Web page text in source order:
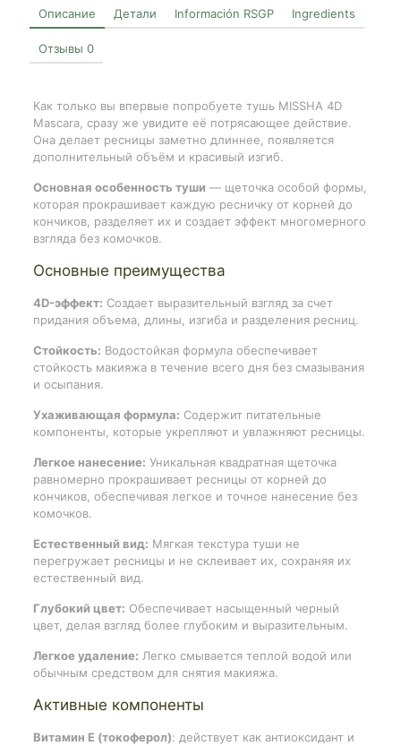
Описание Детали Información RSGP Ingredients
Отзывы 0
Как только вы впервые попробуете тушь MISSHA 4D
Mascara, сразу же увидите её потрясающее действие.
Она делает ресницы заметно длиннее, появляется
дополнительный объём и красивый изгиб.
Основная особенность туши — щеточка особой формы,
которая прокрашивает каждую ресничку от корней до
кончиков, разделяет их и создает эффект многомерного
взгляда без комочков.
Основные преимущества
4D-эффект: Создает выразительный взгляд за счет
придания объема, длины, изгиба и разделения ресниц.
Стойкость: Водостойкая формула обеспечивает
стойкость макияжа в течение всего дня без смазывания
и осыпания.
Ухаживающая формула: Содержит питательные
компоненты, которые укрепляют и увлажняют ресницы.
Легкое нанесение: Уникальная квадратная щеточка
равномерно прокрашивает ресницы от корней до
кончиков, обеспечивая легкое и точное нанесение без
комочков.
Естественный вид: Мягкая текстура туши не
перегружает ресницы и не склеивает их, сохраняя их
естественный вид.
Глубокий цвет: Обеспечивает насыщенный черный
цвет, делая взгляд более глубоким и выразительным.
Легкое удаление: Легко смывается теплой водой или
обычным средством для снятия макияжа.
Активные компоненты
Витамин Е (токоферол): действует как антиоксидант и